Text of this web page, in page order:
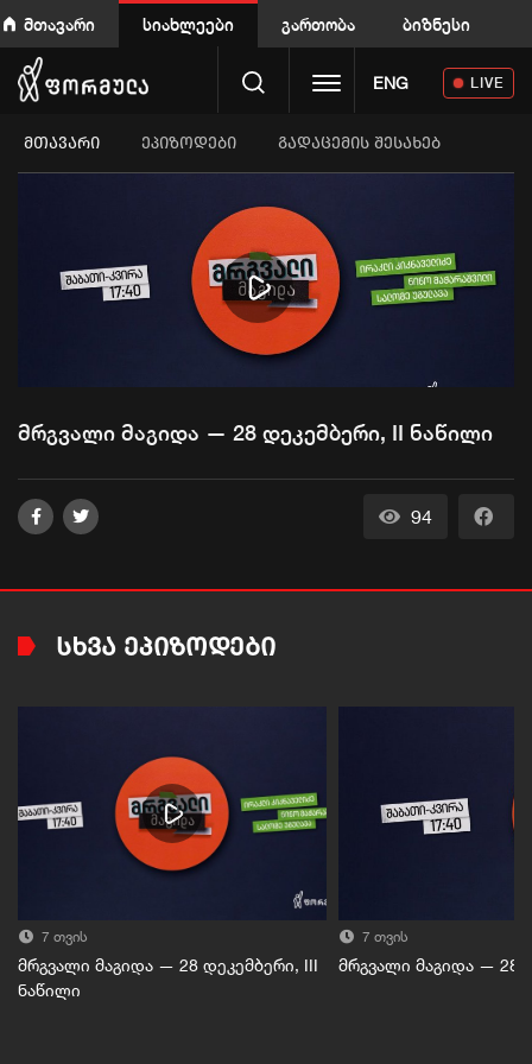
მთავარი სიახლეები გართობა ბიზნესი
Toggle navigation
ENG LIVE
ᲛᲗᲐᲕᲐᲠᲘ ეპიზოდები გადაცემის შესახებ
Play
Video
მრგვალი მაგიდა — 28 დეკემბერი, II ნაწილი
94
ᲡᲮᲕᲐ ᲔᲞᲘᲖᲝᲓᲔᲑᲘ
7 თვის
მრგვალი მაგიდა — 28 დეკემბერი, III
ნაწილი
7 თვის
მრგვალი მაგიდა — 28